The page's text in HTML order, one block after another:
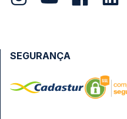
SEGURANÇA